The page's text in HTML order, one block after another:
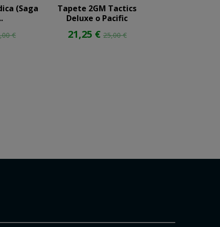
(Saga
€
Tapete 2GM Tactics
Deluxe o Pacific
21,25 € 25,00 €